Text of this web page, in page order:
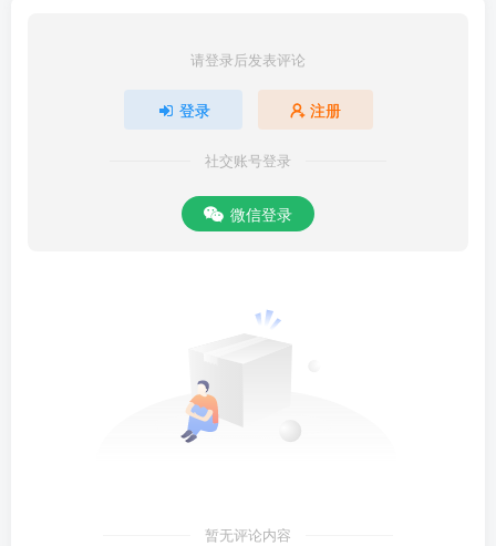
请登录后发表评论
登录 注册
社交账号登录
微信登录
暂无评论内容